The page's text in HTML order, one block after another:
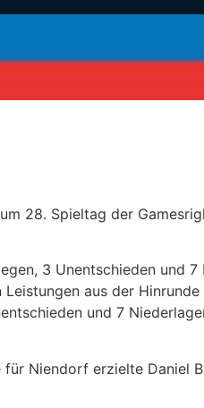
28. Spieltag der
3 Unentschieden und 7
aus der
und 7
Niendorf erzielte Daniel